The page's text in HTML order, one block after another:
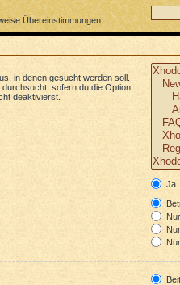
Übereinstimmungen.
in denen gesucht werden soll.
sofern du die Option
deaktivierst.
Ja